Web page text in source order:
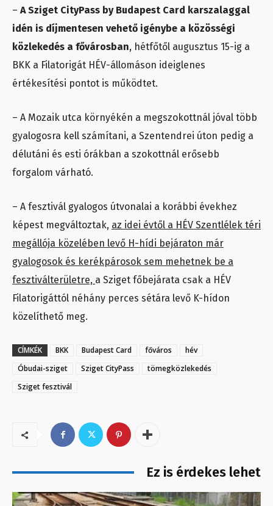
– A Sziget CityPass by Budapest Card karszalaggal
idén is díjmentesen vehető igénybe a közösségi
közlekedés a fővárosban, hétfőtől augusztus 15-ig a
BKK a Filatorigát HÉV-állomáson ideiglenes
értékesítési pontot is működtet.
– A Mozaik utca környékén a megszokottnál jóval több
gyalogosra kell számítani, a Szentendrei úton pedig a
délutáni és esti órákban a szokottnál erősebb
forgalom várható.
– A fesztivál gyalogos útvonalai a korábbi évekhez
képest megváltoztak, az idei évtől a HÉV Szentlélek téri
megállója közelében levő H-hídi bejáraton már
gyalogosok és kerékpárosok sem mehetnek be a
fesztiválterületre, a Sziget főbejárata csak a HÉV
Filatorigáttól néhány perces sétára levő K-hídon
közelíthető meg.
CÍMKÉK BKK Budapest Card főváros
hév
Óbudai-sziget
Sziget CityPass
tömegközlekedés
Sziget fesztivál
Ez is érdekes lehet